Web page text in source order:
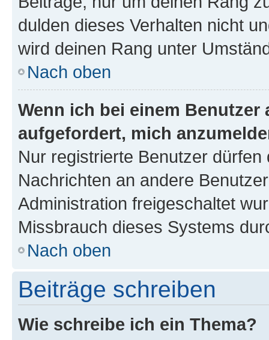
dulden dieses Verhalten nicht
wird deinen Rang unter
Nach oben
Wenn ich bei einem
aufgefordert, mich
Nur registrierte Benutzer
Nachrichten an andere
Administration freigeschaltet
Missbrauch dieses Systems
Nach oben
Beiträge schreiben
Wie schreibe ich ein Thema?